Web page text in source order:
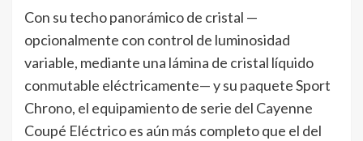
Con su techo panorámico de cristal —
opcionalmente con control de luminosidad
variable, mediante una lámina de cristal líquido
conmutable eléctricamente— y su paquete Sport
Chrono, el equipamiento de serie del Cayenne
Coupé Eléctrico es aún más completo que el del